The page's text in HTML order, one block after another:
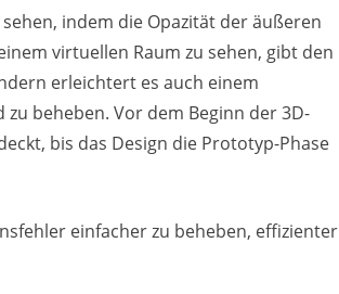
indem die Opazität der äußeren
virtuellen Raum zu sehen, gibt den
erleichtert es auch einem
beheben. Vor dem Beginn der 3D-
bis das Design die Prototyp-Phase
einfacher zu beheben, effizienter